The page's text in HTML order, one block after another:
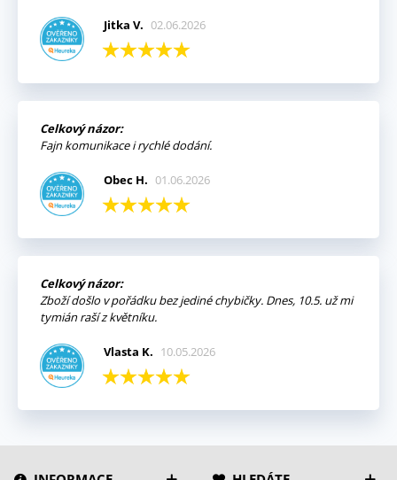
Jitka V. 02.06.2026
Celkový názor:
Fajn komunikace i rychlé dodání.
Obec H. 01.06.2026
Celkový názor:
Zboží došlo v pořádku bez jediné chybičky. Dnes, 10.5. už mi
tymián raší z květníku.
Vlasta K. 10.05.2026